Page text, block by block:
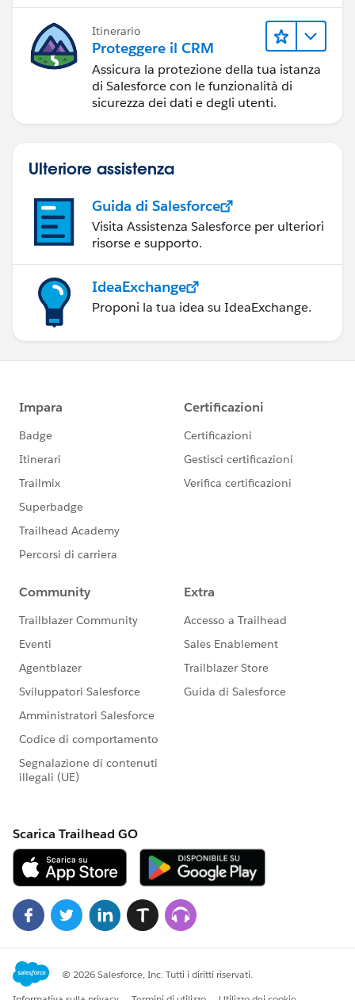
Itinerario
Proteggere il CRM
Assicura la protezione della tua istanza
di Salesforce con le funzionalità di
sicurezza dei dati e degli utenti.
Ulteriore assistenza
Guida di Salesforce
Visita Assistenza Salesforce per ulteriori
risorse e supporto.
IdeaExchange
Proponi la tua idea su IdeaExchange.